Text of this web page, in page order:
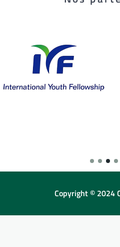
Copyright © 2024